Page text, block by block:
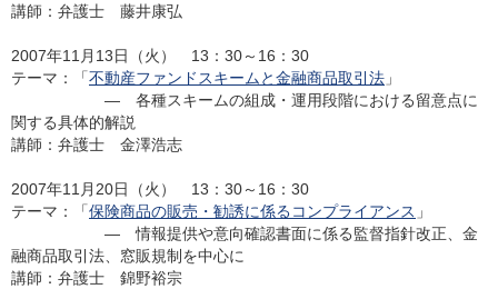
講師：弁護士 藤井康弘
2007年11月13日（火） 13：30～16：30
テーマ：「不動産ファンドスキームと金融商品取引法 」
― 各種スキームの組成・運用段階における留意点に
関する具体的解説
講師：弁護士 金澤浩志
2007年11月20日（火） 13：30～16：30
テーマ：「保険商品の販売・勧誘に係るコンプライアンス 」
― 情報提供や意向確認書面に係る監督指針改正、金
融商品取引法、窓販規制を中心に
講師：弁護士 錦野裕宗